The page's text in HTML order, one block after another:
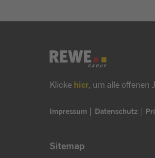
Klicke hier , um alle offenen
Impressum Datenschutz
Sitemap